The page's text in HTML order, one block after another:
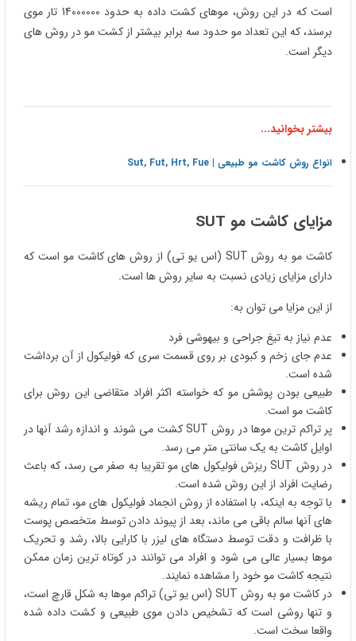
است که در این روش، موهای کشت داده به حدود 14000000 تار موی
برسند، که این تعداد مو حدود سه برابر بیشتر از کشت مو در روش های
دیگر است.
بیشتر بخوانید...
انواع روش کاشت مو طبیعی | Sut, Fut, Hrt, Fue
مزایای کاشت مو SUT
کاشت مو به روش SUT (اس یو تی) از روش های کاشت مو است که
دارای مزایای زیادی نسبت به سایر روش ها است.
از این مزایا می توان به:
عدم نیاز به تیغ جراحی و بیهوشی فرد
عدم جای زخم و کبودی بر روی قسمت سری که فولیکول از آن برداشت
شده است.
طبیعی بودن پوشش مو که خواسته اکثر افراد متقاضی این روش برای
کاشت مو است.
پر تراکم ترین موها در روش SUT کشت می شوند و اندازه رشد آنها در
اوایل کاشت به یک سانتی متر می رسد.
در روش SUT ریزش فولیکول های مو تقریبا به صفر می رسد، که باعث
رضایت افراد از این روش شده است.
با توجه به اینکه، با استفاده از روش انجماد فولیکول های مو، تمام ریشه
های آنها سالم باقی می ماند، بعد از پیوند دادن توسط متخصص پوست
با ظرافت و دقت توسط دستگاه های لیزر با کارایی بالا، رشد و تحریک
موها بسیار عالی می شود و افراد می توانند در کوتاه ترین زمان ممکن
نتیجه کاشت مو خود را مشاهده نمایند.
در کاشت مو به روش SUT (اس یو تی) تراکم موها به شکل قارچ است،
و تنها روشی است که تشخیص دادن موی طبیعی و کشت داده شده
واقعا سخت است.